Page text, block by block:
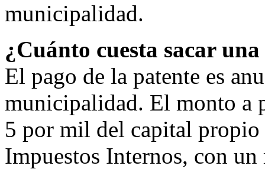
municipalidad.
¿Cuánto cuesta sacar
El pago de la patente es
municipalidad. El monto a
5 por mil del capital propio
Impuestos Internos, con